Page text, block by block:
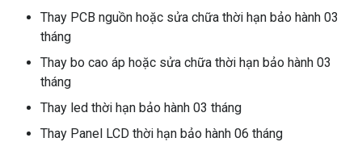
Thay PCB nguồn hoặc sửa chữa thời hạn bảo hành 03
tháng
Thay bo cao áp hoặc sửa chữa thời hạn bảo hành 03
tháng
Thay led thời hạn bảo hành 03 tháng
Thay Panel LCD thời hạn bảo hành 06 tháng